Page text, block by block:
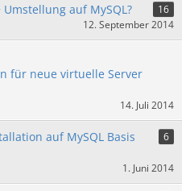
auf MySQL?
16
12. September 2014
für neue virtuelle Server
14. Juli 2014
auf MySQL Basis
6
1. Juni 2014